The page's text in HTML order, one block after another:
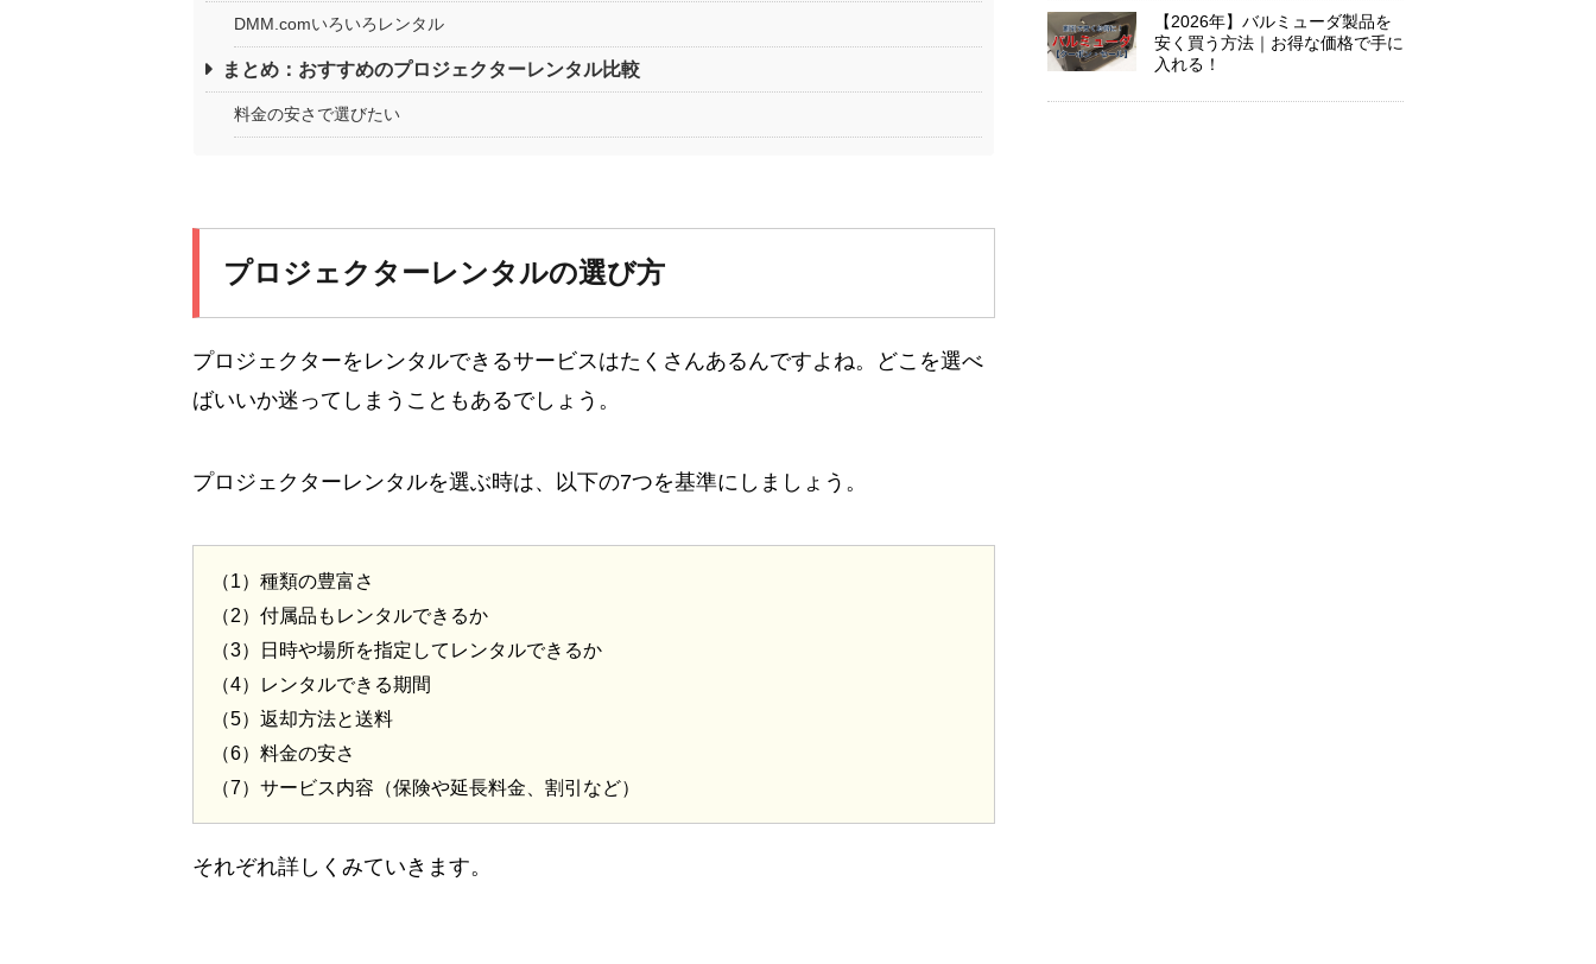
DMM.comいろいろレンタル
まとめ：おすすめのプロジェクターレンタル比較
料金の安さで選びたい
プロジェクターレンタルの選び方
プロジェクターをレンタルできるサービスはたくさんあるんですよね。どこを選べ
ばいいか迷ってしまうこともあるでしょう。
プロジェクターレンタルを選ぶ時は、以下の7つを基準にしましょう。
（1）種類の豊富さ
（2）付属品もレンタルできるか
（3）日時や場所を指定してレンタルできるか
（4）レンタルできる期間
（5）返却方法と送料
（6）料金の安さ
（7）サービス内容（保険や延長料金、割引など）
それぞれ詳しくみていきます。
【2026年】バルミューダ製品を
安く買う方法｜お得な価格で手に
入れる！